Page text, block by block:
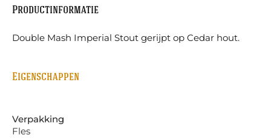
Productinformatie
Double Mash Imperial Stout gerijpt op Cedar hout.
Eigenschappen
Verpakking
Fles